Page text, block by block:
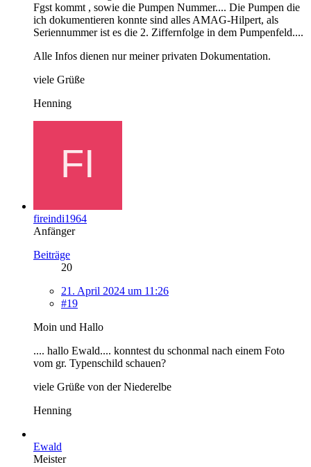
Fgst kommt , sowie die Pumpen Nummer.... Die Pumpen die
ich dokumentieren konnte sind alles AMAG-Hilpert, als
Seriennummer ist es die 2. Ziffernfolge in dem Pumpenfeld....
Alle Infos dienen nur meiner privaten Dokumentation.
viele Grüße
Henning
fireindi1964
Anfänger
Beiträge
20
21. April 2024 um 11:26
#19
Moin und Hallo
.... hallo Ewald.... konntest du schonmal nach einem Foto
vom gr. Typenschild schauen?
viele Grüße von der Niederelbe
Henning
Ewald
Meister